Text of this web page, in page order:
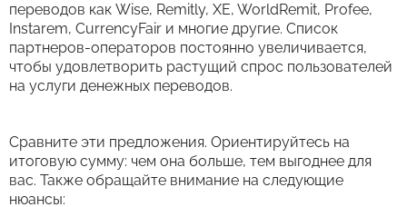
переводов как Wise, Remitly, XE, WorldRemit, Profee,
Instarem, CurrencyFair и многие другие. Список
партнеров-операторов постоянно увеличивается,
чтобы удовлетворить растущий спрос пользователей
на услуги денежных переводов.
Сравните эти предложения. Ориентируйтесь на
итоговую сумму: чем она больше, тем выгоднее для
вас. Также обращайте внимание на следующие
нюансы: